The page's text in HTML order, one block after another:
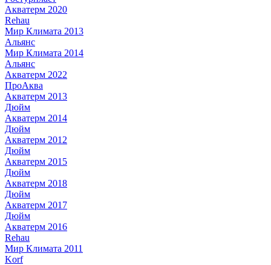
Акватерм 2020
Rehau
Мир Климата 2013
Альянс
Мир Климата 2014
Альянс
Акватерм 2022
ПроАква
Акватерм 2013
Дюйм
Акватерм 2014
Дюйм
Акватерм 2012
Дюйм
Акватерм 2015
Дюйм
Акватерм 2018
Дюйм
Акватерм 2017
Дюйм
Акватерм 2016
Rehau
Мир Климата 2011
Korf